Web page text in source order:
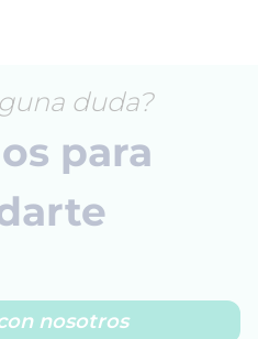
duda?
para
nosotros